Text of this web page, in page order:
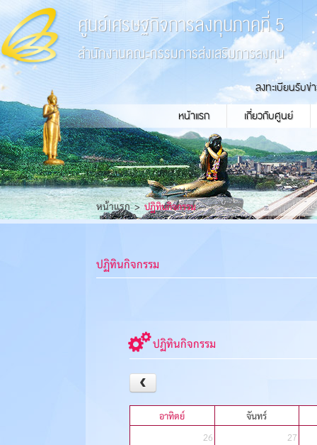
ศูนย์เศรษฐกิจการลงทุนภาคที่ 5
สำนักงานคณะกรรมการส่งเสริมการลงทุน
ลงทะเบียนรับข่
หน้าแรก
เกี่ยวกับศูนย์
หน้าแรก ปฏิทินกิจกรรม
ปฏิทินกิจกรรม
ปฏิทินกิจกรรม
อาทิตย์
จันทร์
26
27